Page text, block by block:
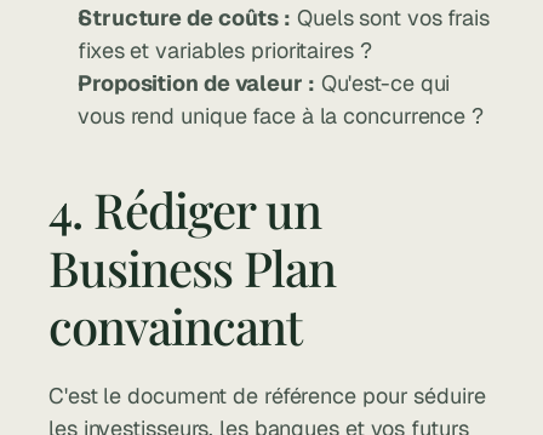
Structure de coûts : Quels sont vos frais
fixes et variables prioritaires ?
Proposition de valeur : Qu'est-ce qui
vous rend unique face à la concurrence ?
4. Rédiger un
Business Plan
convaincant
C'est le document de référence pour séduire
les investisseurs, les banques et vos futurs